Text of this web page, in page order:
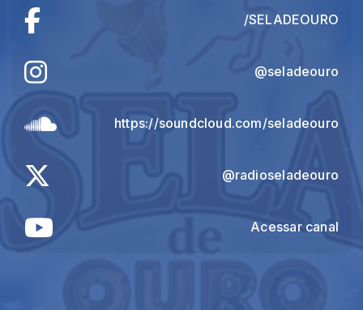
/SELADEOURO
@seladeouro
https://soundcloud.com/seladeouro
@radioseladeouro
Acessar canal